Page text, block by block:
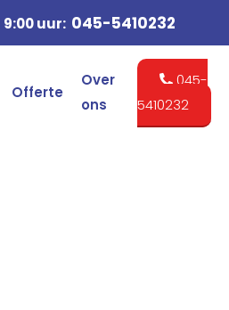
9:00 uur: 045-5410232
Offerte
Over
ons
045-
5410232